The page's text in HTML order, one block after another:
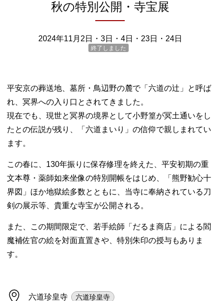
秋の特別公開・寺宝展
終了しました
2024年11月2日・3日・4日・23日・24日
平安京の葬送地、墓所・鳥辺野の麓で「六道の辻」と呼ば
れ、冥界への入り口とされてきました。
現在でも、現世と冥界の境界として小野篁が冥土通いをし
たとの伝説が残り、「六道まいり」の信仰で親しまれてい
ます。
この春に、130年振りに保存修理を終えた、平安初期の重
文本尊・薬師如来坐像の特別開帳をはじめ、「熊野勧心十
界図」ほか地獄絵多数とともに、当寺に奉納されている刀
剣の展示等、貴重な寺宝が公開される。
また、この期間限定で、若手絵師「だるま商店」による閻
魔補佐官の絵を対面直置きや、特別朱印の授与もありま
す。
六道珍皇寺 六道珍皇寺